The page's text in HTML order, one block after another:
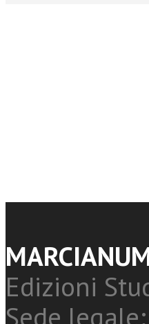
Edizioni
Sede